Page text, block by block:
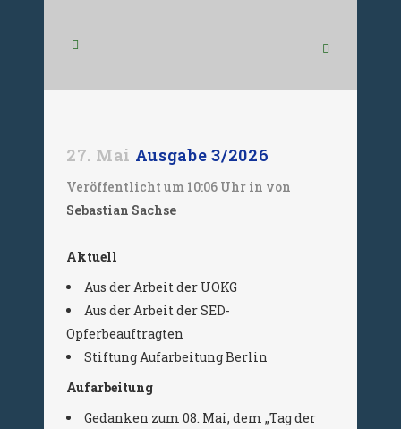
27. Mai Ausgabe 3/2026
Veröffentlicht um 10:06 Uhr in von
Sebastian Sachse
Aktuell
Aus der Arbeit der UOKG
Aus der Arbeit der SED-
Opferbeauftragten
Stiftung Aufarbeitung Berlin
Aufarbeitung
Gedanken zum 08. Mai, dem „Tag der